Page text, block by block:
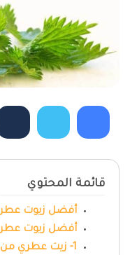
قائمة المحتوي
أفضل زيوت
أفضل زيوت
1- زيت عطري من المسك الأبيض